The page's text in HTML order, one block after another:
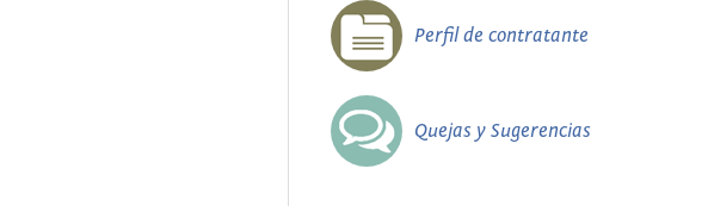
Perfil de contratante
Quejas y Sugerencias